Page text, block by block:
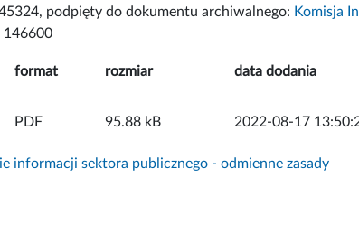
podpięty do dokumentu archiwalnego: Komisja
146600
format rozmiar data dodania
PDF 95.88 kB 2022-08-17
informacji sektora publicznego - odmienne zasady